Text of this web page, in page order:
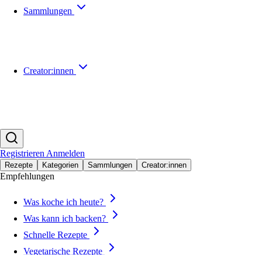
Sammlungen
Creator:innen
Registrieren Anmelden
Rezepte Kategorien Sammlungen Creator:innen
Empfehlungen
Was koche ich heute?
Was kann ich backen?
Schnelle Rezepte
Vegetarische Rezepte